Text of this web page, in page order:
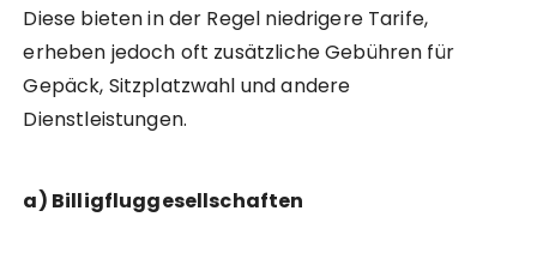
Diese bieten in der Regel niedrigere Tarife,
erheben jedoch oft zusätzliche Gebühren für
Gepäck, Sitzplatzwahl und andere
Dienstleistungen.
a) Billigfluggesellschaften